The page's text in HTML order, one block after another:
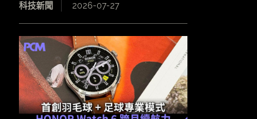
科技新聞 2026-07-27